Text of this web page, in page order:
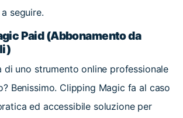
seguire.
Paid (Abbonamento da
di uno strumento online professionale
Benissimo. Clipping Magic fa al caso
ed accessibile soluzione per